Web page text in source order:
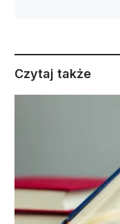
Czytaj także